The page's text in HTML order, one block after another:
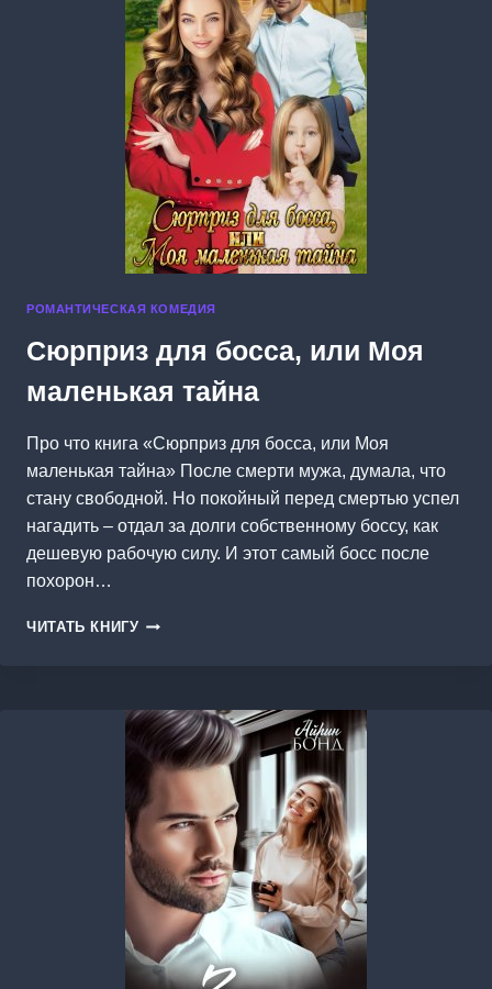
РОМАНТИЧЕСКАЯ КОМЕДИЯ
Сюрприз для босса, или Моя
маленькая тайна
Про что книга «Сюрприз для босса, или Моя
маленькая тайна» После смерти мужа, думала, что
стану свободной. Но покойный перед смертью успел
нагадить – отдал за долги собственному боссу, как
дешевую рабочую силу. И этот самый босс после
похорон…
ЧИТАТЬ КНИГУ СЮРПРИЗ
МОЯ
МАЛЕНЬКАЯ
ТАЙНА